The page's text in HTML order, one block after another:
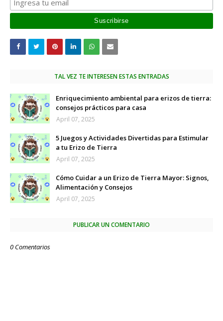
TAL VEZ TE INTERESEN ESTAS ENTRADAS
Enriquecimiento ambiental para erizos de tierra:
consejos prácticos para casa
April 07, 2025
5 Juegos y Actividades Divertidas para Estimular
a tu Erizo de Tierra
April 07, 2025
Cómo Cuidar a un Erizo de Tierra Mayor: Signos,
Alimentación y Consejos
April 07, 2025
PUBLICAR UN COMENTARIO
0 Comentarios